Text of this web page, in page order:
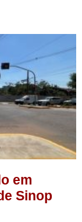
em
Sinop